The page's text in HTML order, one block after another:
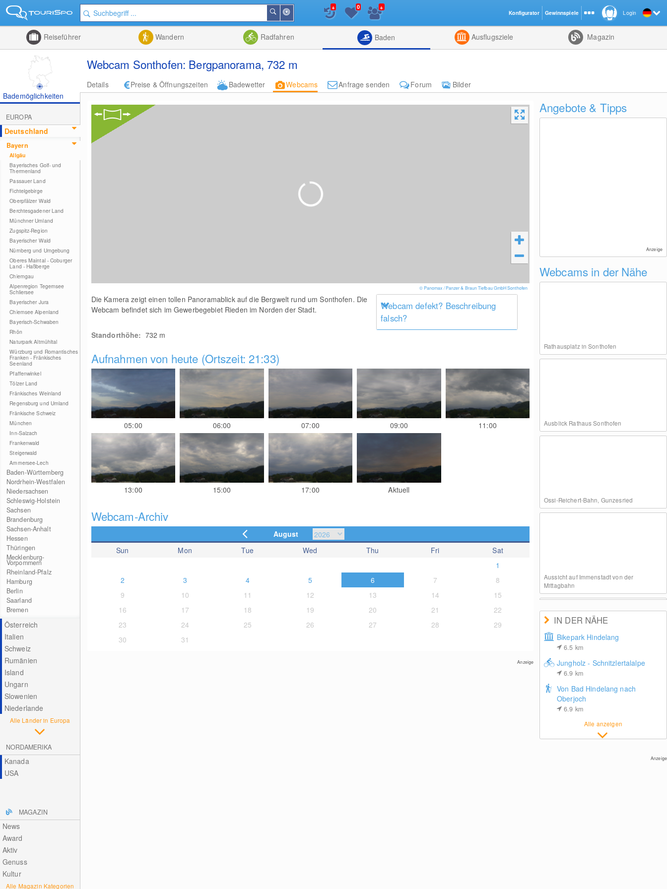
der
Nähe
Suchen
Listenansicht
Kombiniert
+ 0 +
Reiseführer Wandern Radfahren Baden Ausflugsziele Magazin
Webcam Sonthofen: Bergpanorama, 732 m
Details Preise & Öffnungszeiten Badewetter Webcams Anfrage senden Forum
Bilder
Bademöglichkeiten
EUROPA
Deutschland
Bayern
Allgäu
Bayerisches Golf- und
Thermenland
Passauer Land
Fichtelgebirge
Oberpfälzer Wald
Berchtesgadener Land
Münchner Umland
Zugspitz-Region
Bayerischer Wald
Nürnberg und Umgebung
Oberes Maintal - Coburger
Land - Haßberge
Chiemgau
Alpenregion Tegernsee
Schliersee
Bayerischer Jura
Chiemsee Alpenland
Bayerisch-Schwaben
Rhön
Naturpark Altmühltal
Würzburg und Romantisches
Franken - Fränkisches
Seenland
Pfaffenwinkel
Tölzer Land
Fränkisches Weinland
Regensburg und Umland
Fränkische Schweiz
München
Inn-Salzach
Frankenwald
Steigerwald
Ammersee-Lech
Baden-Württemberg
Nordrhein-Westfalen
Niedersachsen
Schleswig-Holstein
Sachsen
Brandenburg
Sachsen-Anhalt
Hessen
Thüringen
Mecklenburg-
Vorpommern
Rheinland-Pfalz
Hamburg
Berlin
Saarland
Bremen
Österreich
Italien
Schweiz
Rumänien
Island
Ungarn
Slowenien
Niederlande
Alle Länder in Europa
NORDAMERIKA
Kanada
USA
MAGAZIN
News
Award
Aktiv
Genuss
Kultur
Alle Magazin Kategorien
© Panomax / Panzer & Braun Tiefbau GmbH Sonthofen
Die Kamera zeigt einen tollen Panoramablick auf die Bergwelt rund um Sonthofen. Die
Webcam befindet sich im Gewerbegebiet Rieden im Norden der Stadt.
Webcam defekt? Beschreibung
falsch?
Standorthöhe: 732 m
Aufnahmen von heute (Ortszeit: 21:33)
05:00 06:00 07:00 09:00 11:00
13:00 15:00 17:00 Aktuell
Webcam-Archiv
August
Sun
Mon Tue Wed Thu Fri
Sat
1
2
3 4 5 6 7
8
9
10 11 12 13 14
15
16
17 18 19 20 21
22
23
24 25 26 27 28
29
30
31
Anzeige
Angebote & Tipps
Anzeige
Webcams in der Nähe
Rathausplatz in Sonthofen
Ausblick Rathaus Sonthofen
Ossi-Reichert-Bahn, Gunzesried
Aussicht auf Immenstadt von der
Mittagbahn
Bergstation Sesselbahn Weltcup Express
Gipfel Ofterschwanger Horn, 1.406 m
IN DER NÄHE
Bikepark Hindelang
6.5 km
Jungholz - Schnitzlertalalpe
6.9 km
Von Bad Hindelang nach
Oberjoch
6.9 km
Alle anzeigen
Anzeige
Login
Konfigurator Gewinnspiele